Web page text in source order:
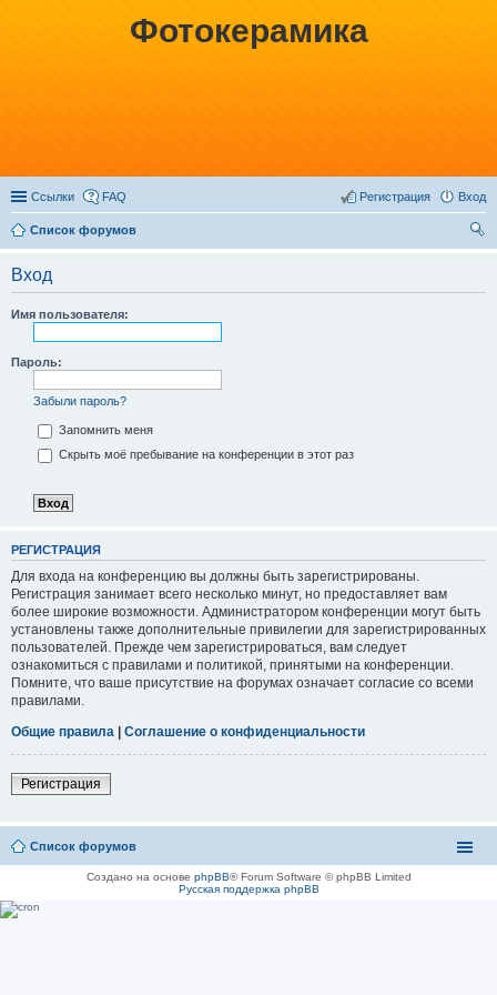
Фотокерамика
Ссылки FAQ Вход
Регистрация
Список форумов
Вход
Имя пользователя:
Пароль:
Забыли пароль?
Запомнить меня
Скрыть моё пребывание на конференции в этот раз
РЕГИСТРАЦИЯ
Для входа на конференцию вы должны быть зарегистрированы.
Регистрация занимает всего несколько минут, но предоставляет вам
более широкие возможности. Администратором конференции могут быть
установлены также дополнительные привилегии для зарегистрированных
пользователей. Прежде чем зарегистрироваться, вам следует
ознакомиться с правилами и политикой, принятыми на конференции.
Помните, что ваше присутствие на форумах означает согласие со всеми
правилами.
Общие правила | Соглашение о конфиденциальности
Регистрация
Список форумов
Создано на основе phpBB® Forum Software © phpBB Limited
Русская поддержка phpBB